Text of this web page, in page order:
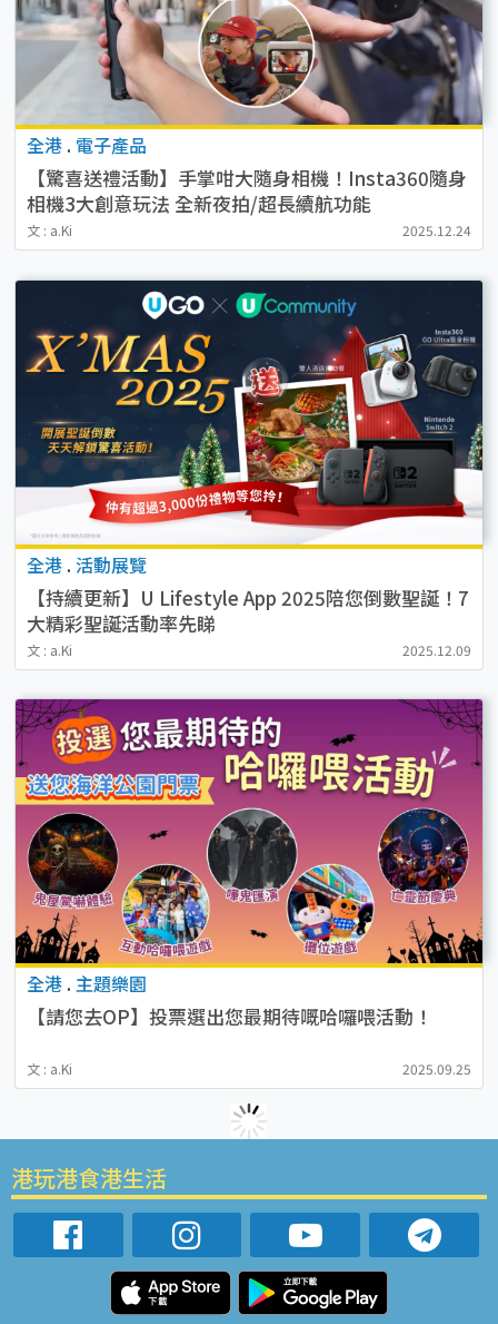
全港 . 電子產品
【驚喜送禮活動】手掌咁大隨身相機！Insta360隨身
相機3大創意玩法 全新夜拍/超長續航功能
文 : a.Ki 2025.12.24
全港 . 活動展覽
【持續更新】U Lifestyle App 2025陪您倒數聖誕！7
大精彩聖誕活動率先睇
文 : a.Ki 2025.12.09
全港 . 主題樂園
【請您去OP】投票選出您最期待嘅哈囉喂活動！
文 : a.Ki 2025.09.25
港玩港食港生活